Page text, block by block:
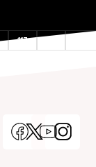
117